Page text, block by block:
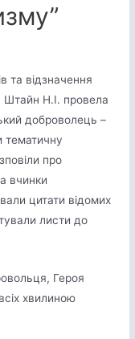
та відзначення
Штайн Н.І. провела
доброволець –
тематичну
про
вчинки
цитати відомих
листи до
Героя
хвилиною